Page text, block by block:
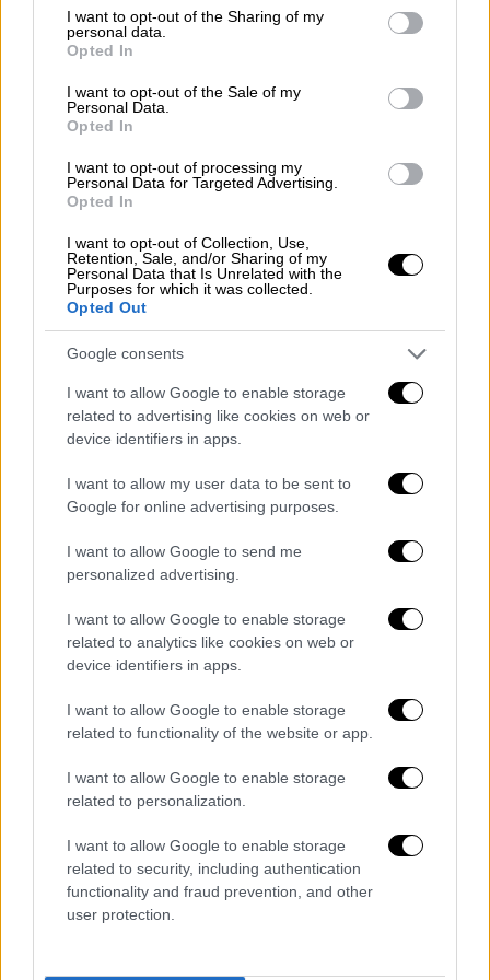
not limited to your visit or usage behaviour. You may click to
grant or deny consent to Google and its third-party tags to
use your data for below specified purposes in below Google
consent section.
I want to opt-out of the Sharing of my
personal data.
Opted In
I want to opt-out of the Sale of my
Personal Data.
Opted In
I want to opt-out of processing my
Personal Data for Targeted Advertising.
Opted In
I want to opt-out of Collection, Use,
Retention, Sale, and/or Sharing of my
Personal Data that Is Unrelated with the
Purposes for which it was collected.
Opted Out
Google consents
I want to allow Google to enable storage
related to advertising like cookies on web or
device identifiers in apps.
I want to allow my user data to be sent to
Google for online advertising purposes.
I want to allow Google to send me
personalized advertising.
I want to allow Google to enable storage
related to analytics like cookies on web or
device identifiers in apps.
I want to allow Google to enable storage
related to functionality of the website or app.
I want to allow Google to enable storage
related to personalization.
I want to allow Google to enable storage
related to security, including authentication
functionality and fraud prevention, and other
user protection.
ξεπερνώντας τα 330 εκατομμύρια δολάρια
παγκοσμίως.
Στη νέα ταινία, ο Henry - γιος του Greg και
της Pam -φέρνει τα πάνω κάτω στην
μια γυναίκα που δεν ταιριάζει καθόλου στο
«προφίλ» των Fockers
video
Στίλερ σχολίασε με χιούμορ: «
Μάλλον θα
μπορούσατε να πείτε ότι είμαι ο νέος Ντε
Νίρο της σειράς», με τον Ρόμπερτ Ντε Νίρο
να απαντά: «Μην το λες αυτό. Είναι μεγάλη
ασέβεια».
Ο ίδιος ο Ντε Νίρο, μάλιστα, δεν έκρυψε τον
ενθουσιασμό του για τη συνεργασία με την
Αριάνα Γκράντε, χαρακτηρίζοντάς την
«πιθανώς την πιο αστεία
Στο καστ συμμετέχουν επίσης οιΌουεν
Γουίλσον, Μπλάιθ Ντάνερ, Τέρι Πόλο, Μπένι